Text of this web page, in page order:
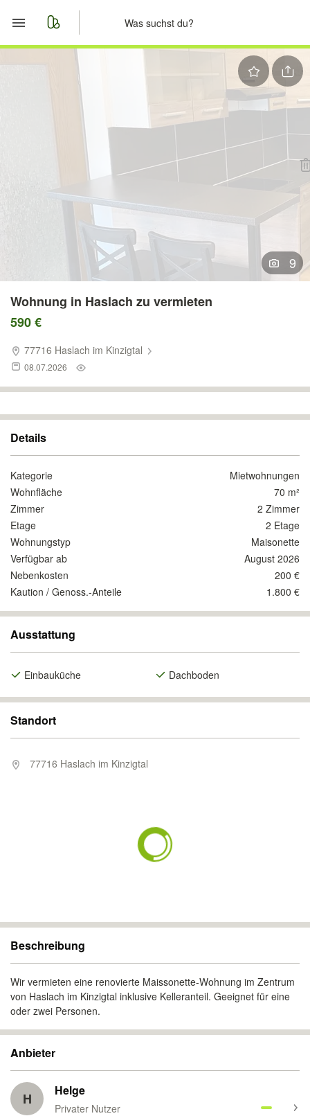
Merkliste
Nachrichten
Anzeige aufgeben
9
Wohnung in Haslach zu vermieten
590 €
77716 Haslach im Kinzigtal
08.07.2026
Details
Kategorie
Mietwohnungen
Wohnfläche
70 m²
Zimmer
2 Zimmer
Etage
2 Etage
Wohnungstyp
Maisonette
Verfügbar ab
August 2026
Nebenkosten
200 €
Kaution / Genoss.-Anteile
1.800 €
Ausstattung
Einbauküche Dachboden
Standort
77716 Haslach im Kinzigtal
Beschreibung
Wir vermieten eine renovierte Maissonette-Wohnung im Zentrum
von Haslach im Kinzigtal inklusive Kelleranteil. Geeignet für eine
oder zwei Personen.
Anbieter
H Helge
Privater Nutzer